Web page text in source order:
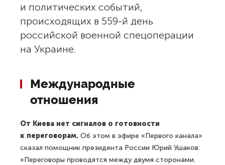
и политических событий,
происходящих в 559-й день
российской военной спецоперации
на Украине.
Международные
отношения
От Киева нет сигналов о готовности
к переговорам. Об этом в эфире «Первого канала»
сказал помощник президента России Юрий Ушаков:
«Переговоры проводятся между двумя сторонами.